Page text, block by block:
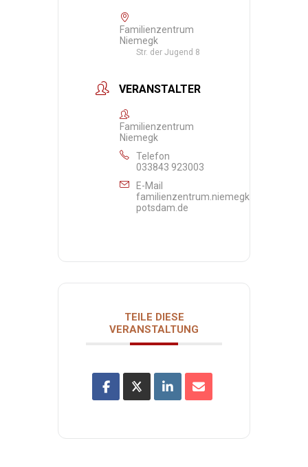
Familienzentrum
Niemegk
Str. der Jugend 8
VERANSTALTER
Familienzentrum
Niemegk
Telefon
033843 923003
E-Mail
familienzentrum.niemegk@awo-
potsdam.de
TEILE DIESE
VERANSTALTUNG